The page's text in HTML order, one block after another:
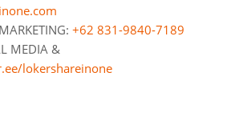
+62 831-9840-7189
MEDIA &
lokershareinone